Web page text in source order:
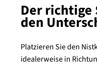
Der
den
Platzieren Sie den
idealerweise in